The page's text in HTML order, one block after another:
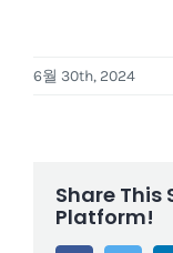
6월 30th, 2024
Share This
Platform!